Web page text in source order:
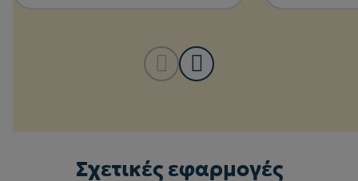
Σχετικές εφαρμογές